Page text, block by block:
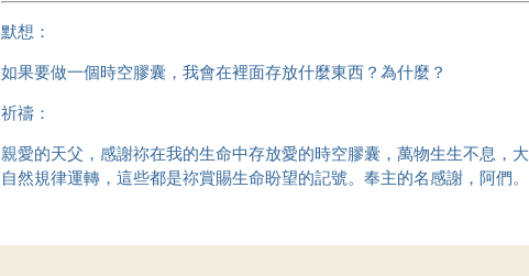
默想：
如果要做一個時空膠囊，我會在裡面存放什麼東西？為什麼？
祈禱：
親愛的天父，感謝祢在我的生命中存放愛的時空膠囊，萬物生生不息，大
自然規律運轉，這些都是祢賞賜生命盼望的記號。奉主的名感謝，阿們。